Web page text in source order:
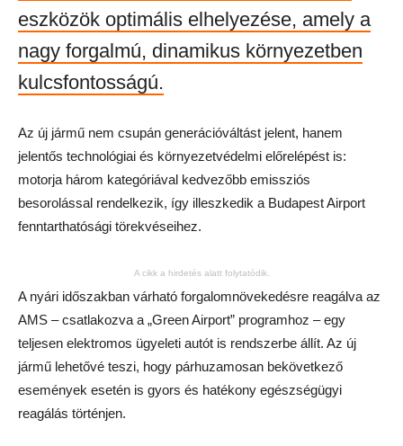
eszközök optimális elhelyezése, amely a
nagy forgalmú, dinamikus környezetben
kulcsfontosságú.
Az új jármű nem csupán generációváltást jelent, hanem
jelentős technológiai és környezetvédelmi előrelépést is:
motorja három kategóriával kedvezőbb emissziós
besorolással rendelkezik, így illeszkedik a Budapest Airport
fenntarthatósági törekvéseihez.
A cikk a hirdetés alatt folytatódik.
A nyári időszakban várható forgalomnövekedésre reagálva az
AMS – csatlakozva a „Green Airport” programhoz – egy
teljesen elektromos ügyeleti autót is rendszerbe állít. Az új
jármű lehetővé teszi, hogy párhuzamosan bekövetkező
események esetén is gyors és hatékony egészségügyi
reagálás történjen.